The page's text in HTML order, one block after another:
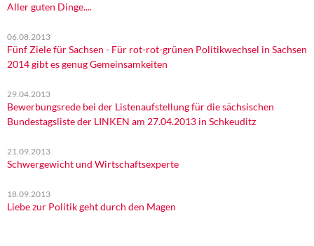
Aller guten Dinge....
06.08.2013
Fünf Ziele für Sachsen - Für rot-rot-grünen Politikwechsel in Sachsen
2014 gibt es genug Gemeinsamkeiten
29.04.2013
Bewerbungsrede bei der Listenaufstellung für die sächsischen
Bundestagsliste der LINKEN am 27.04.2013 in Schkeuditz
21.09.2013
Schwergewicht und Wirtschaftsexperte
18.09.2013
Liebe zur Politik geht durch den Magen